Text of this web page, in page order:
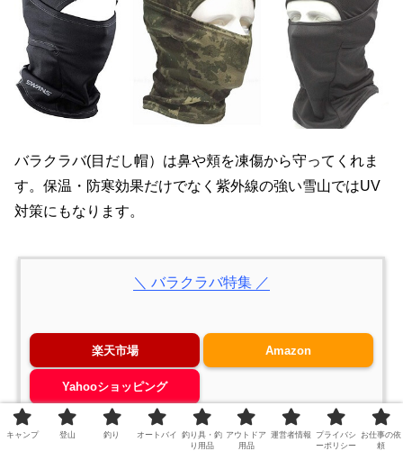
バラクラバ(目だし帽）は鼻や頬を凍傷から守ってくれま
す。保温・防寒効果だけでなく紫外線の強い雪山ではUV
対策にもなります。
＼ バラクラバ特集 ／
楽天市場 Amazon
Yahooショッピング
キャンプ 登山 釣り オートバイ 釣り具・釣
り用品
アウトドア
用品
運営者情報
プライバシ
ーポリシー
お仕事の依
頼